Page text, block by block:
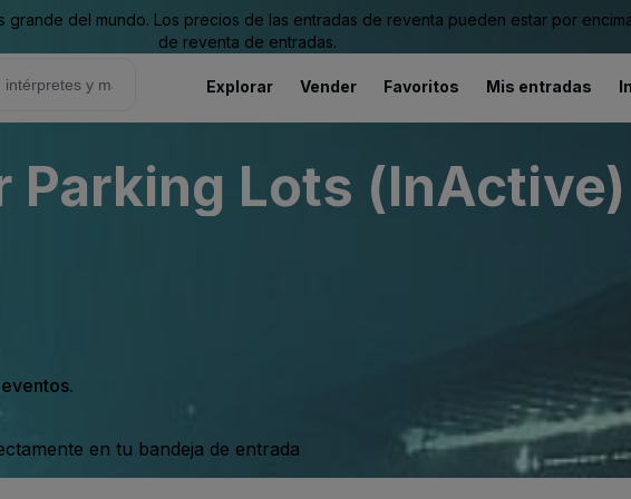
del mundo. Los precios de las entradas de reventa pueden estar por
de reventa de entradas.
Explorar Vender Favoritos Mis entradas
Parking Lots (InActive)
en tu bandeja de entrada